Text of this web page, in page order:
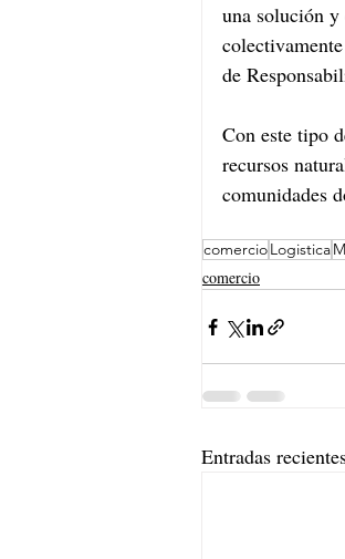
una solución y
de
Con este tipo
recursos
comunidades
comercioLogistica
comercio
Entradas